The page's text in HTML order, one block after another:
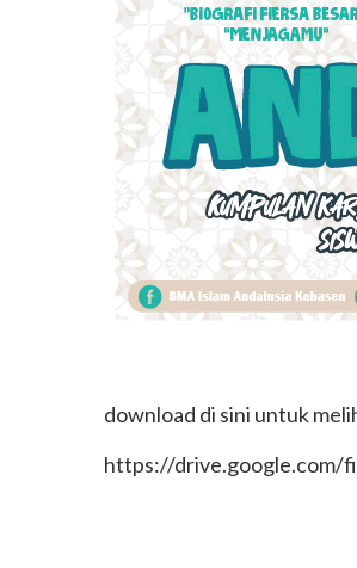
download di sini untuk
https://drive.google.com/